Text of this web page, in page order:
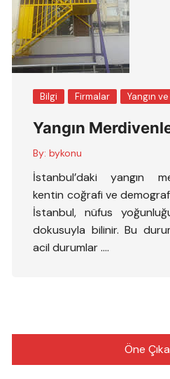
Bilgi Firmalar Yangın
Yangın
By: bykonu
İstanbul’daki yangın
kentin coğrafi ve
İstanbul, nüfus
dokusuyla bilinir. Bu
acil durumlar ….
Öne